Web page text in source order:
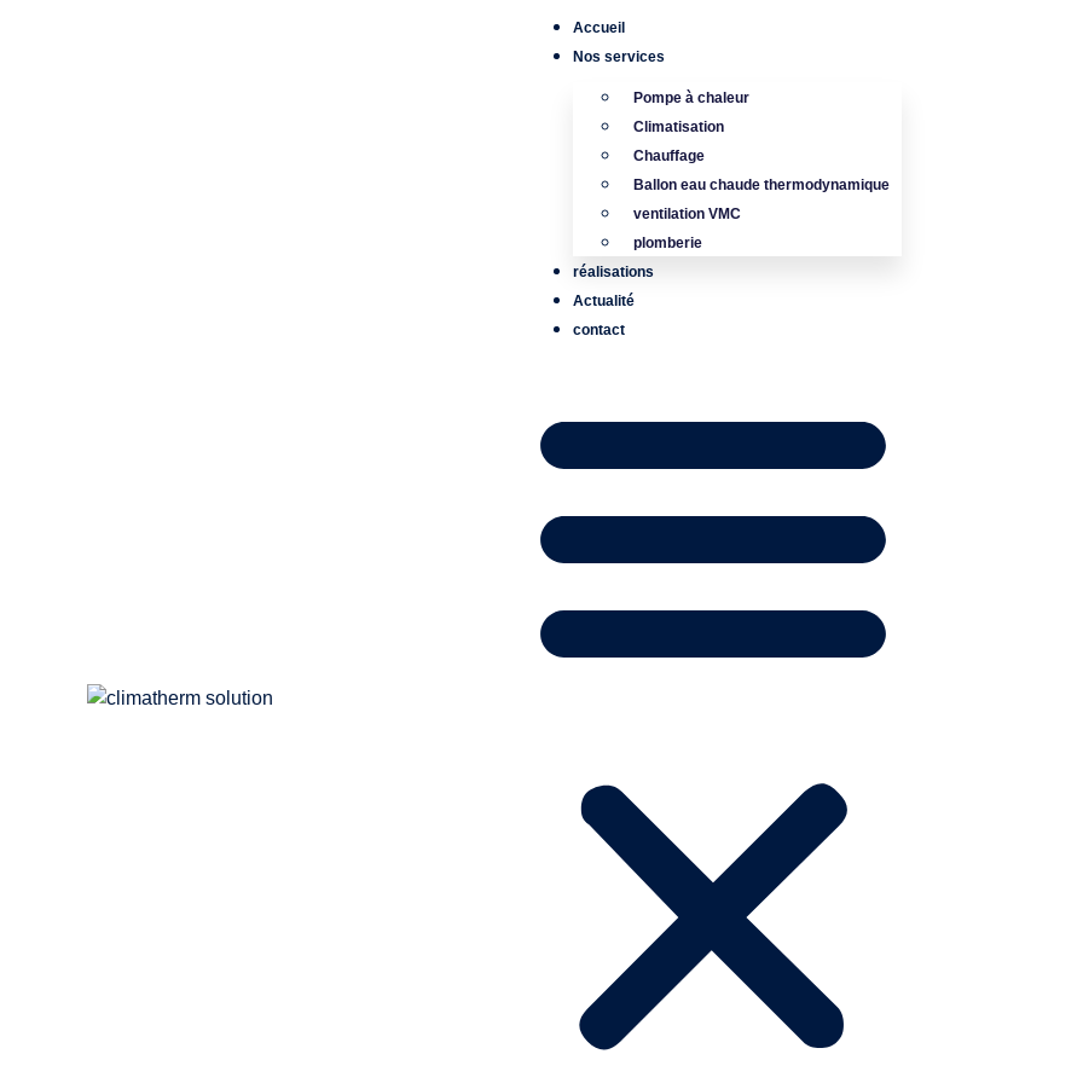
Accueil
Nos services
Pompe à chaleur
Climatisation
Chauffage
Ballon eau chaude thermodynamique
ventilation VMC
plomberie
réalisations
Actualité
contact